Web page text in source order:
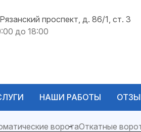
проспект, д. 86/1, ст. 3
до 18:00
НАШИ РАБОТЫ
воротаОткатные